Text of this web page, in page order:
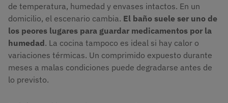
de temperatura, humedad y envases intactos. En un
domicilio, el escenario cambia. El baño suele ser uno de
los peores lugares para guardar medicamentos por la
humedad. La cocina tampoco es ideal si hay calor o
variaciones térmicas. Un comprimido expuesto durante
meses a malas condiciones puede degradarse antes de
lo previsto.